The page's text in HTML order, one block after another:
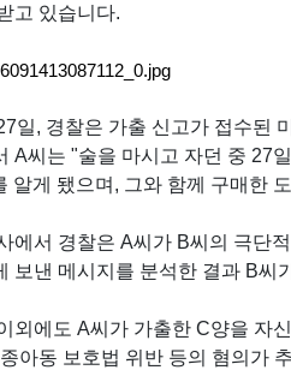
고 있습니다.
일, 경찰은 가출 신고가 접수된
A씨는 "술을 마시고 자던 중 27
알게 됐으며, 그와 함께 구매한
에서 경찰은 A씨가 B씨의 극단
보낸 메시지를 분석한 결과 B씨
외에도 A씨가 가출한 C양을 자
아동 보호법 위반 등의 혐의가